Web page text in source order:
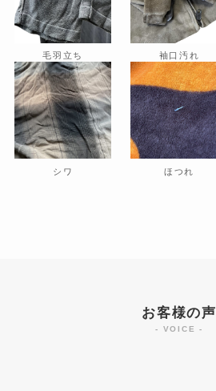
毛羽立ち 袖口汚れ
シワ ほつれ
お客様の声
- VOICE -